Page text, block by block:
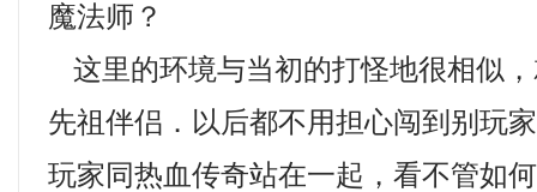
魔法师？
这里的环境与当初的打怪地很相似
先祖伴侣．以后都不用担心闯到别玩
玩家同热血传奇站在一起，看不管如